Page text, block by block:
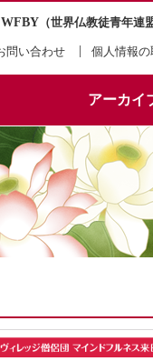
WFBY （世界仏教徒青年連
問い合わせ 個人情報
アーカイ